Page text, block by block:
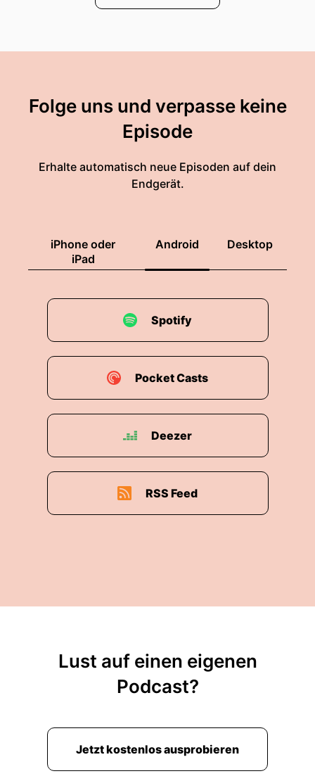
Folge uns und verpasse keine
Episode
Erhalte automatisch neue Episoden auf dein
Endgerät.
iPhone oder
iPad
Android Desktop
Spotify
Pocket Casts
Deezer
RSS Feed
Lust auf einen eigenen
Podcast?
Jetzt kostenlos ausprobieren